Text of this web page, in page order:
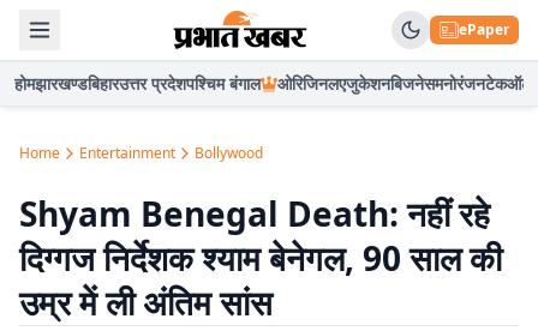
ePaper
होमझारखण्डबिहारउत्तर प्रदेशपश्चिम बंगाल ओरिजिनलएजुकेशनबिजनेसमनोरंजनटेकऑटो
Home Entertainment Bollywood
Shyam Benegal Death: नहीं रहे
दिग्गज निर्देशक श्याम बेनेगल, 90 साल की
उम्र में ली अंतिम सांस